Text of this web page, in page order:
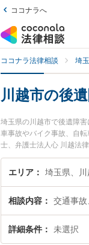
ココナラへ
ココナラ法律相談 埼
川越市の後
埼玉県の川越市で後遺障
車事故やバイク事故、自
士、弁護士法人心 川越法
すぐに弁護士に相談した
い』などでお困りの相談
エリア 埼玉県、川
相談内容 交通事
詳細条件 未選択